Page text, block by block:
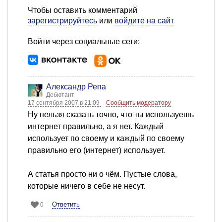
Чтобы оставить комментарий
зарегистрируйтесь или войдите на сайт
Войти через социальные сети:
Александр Репа
Дебютант
17 сентября 2007 в 21:09
Сообщить модератору
Ну нельзя сказать точно, что ты используешь
интернет правильно, а я нет. Каждый
использует по своему и каждый по своему
правильно его (интернет) использует.
А статья просто ни о чём. Пустые слова,
которые ничего в себе не несут.
0 Ответить